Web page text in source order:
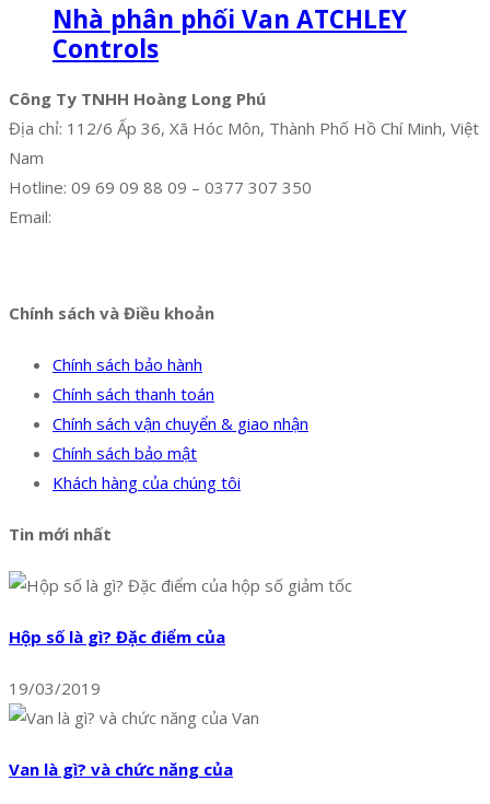
Nhà phân phối Van ATCHLEY
Controls
Công Ty TNHH Hoàng Long Phú
Địa chỉ: 112/6 Ấp 36, Xã Hóc Môn, Thành Phố Hồ Chí Minh, Việt
Nam
Hotline: 09 69 09 88 09 – 0377 307 350
Email:
Chính sách và Điều khoản
Chính sách bảo hành
Chính sách thanh toán
Chính sách vận chuyển & giao nhận
Chính sách bảo mật
Khách hàng của chúng tôi
Tin mới nhất
Hộp số là gì? Đặc điểm của
19/03/2019
Van là gì? và chức năng của